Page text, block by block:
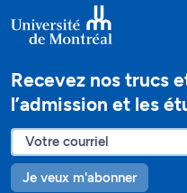
Recevez nos trucs
l’admission et les
Je veux m'abonner